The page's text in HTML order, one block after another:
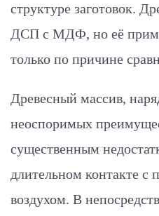
структуре заготовок.
ДСП с МДФ, но её
только по причине
Древесный массив,
неоспоримых
существенным
длительном контакте с
воздухом. В